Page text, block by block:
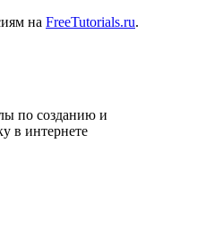
на FreeTutorials.ru.
по созданию и
в интернете